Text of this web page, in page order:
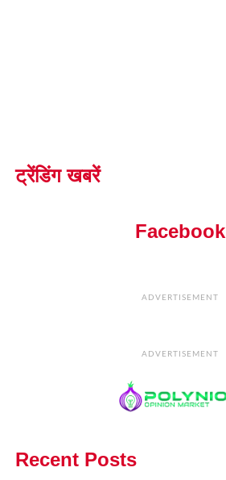
ट्रेंडिंग खबरें
Facebook
ADVERTISEMENT
ADVERTISEMENT
Recent Posts